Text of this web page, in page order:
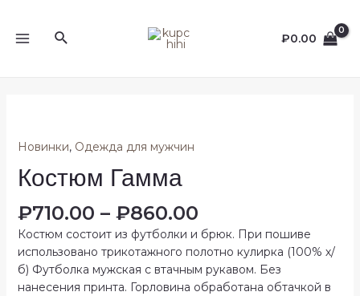
содержимомуПоиск ₽0.00
Новинки, Одежда для мужчин
Костюм Гамма
₽710.00 – ₽860.00
Костюм состоит из футболки и брюк. При пошиве
использовано трикотажного полотно кулирка (100% х/
б) Футболка мужская с втачным рукавом. Без
нанесения принта. Горловина обработана обтачкой в